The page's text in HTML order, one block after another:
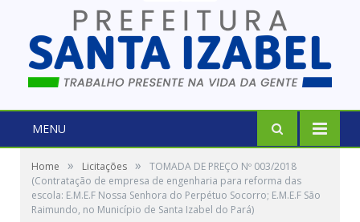
MENU
Home » Licitações »
TOMADA DE PREÇO Nº 003/2018
(Contratação de empresa de engenharia para reforma das
escola: E.M.E.F Nossa Senhora do Perpétuo Socorro; E.M.E.F São
Raimundo, no Município de Santa Izabel do Pará)